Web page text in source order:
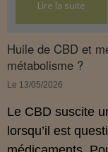
Lire la suite
Huile de CBD et
métabolisme ?
Le 13/05/2026
Le CBD suscite
lorsqu’il est